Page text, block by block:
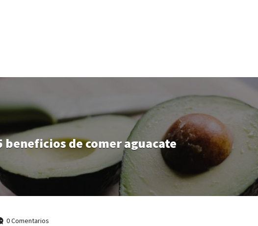
beneficios de comer aguacate
0 Comentarios